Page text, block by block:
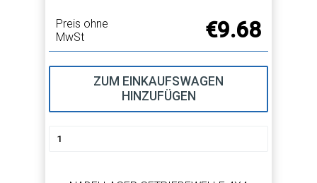
Preis ohne
MwSt
€9.68
ZUM EINKAUFSWAGEN
HINZUFÜGEN